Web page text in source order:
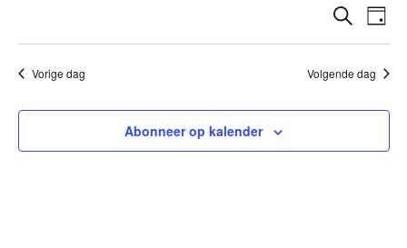
Zoeken
en
Zoeken
Dag
een
datum.
Vorige dag Volgende dag
Abonneer op kalender